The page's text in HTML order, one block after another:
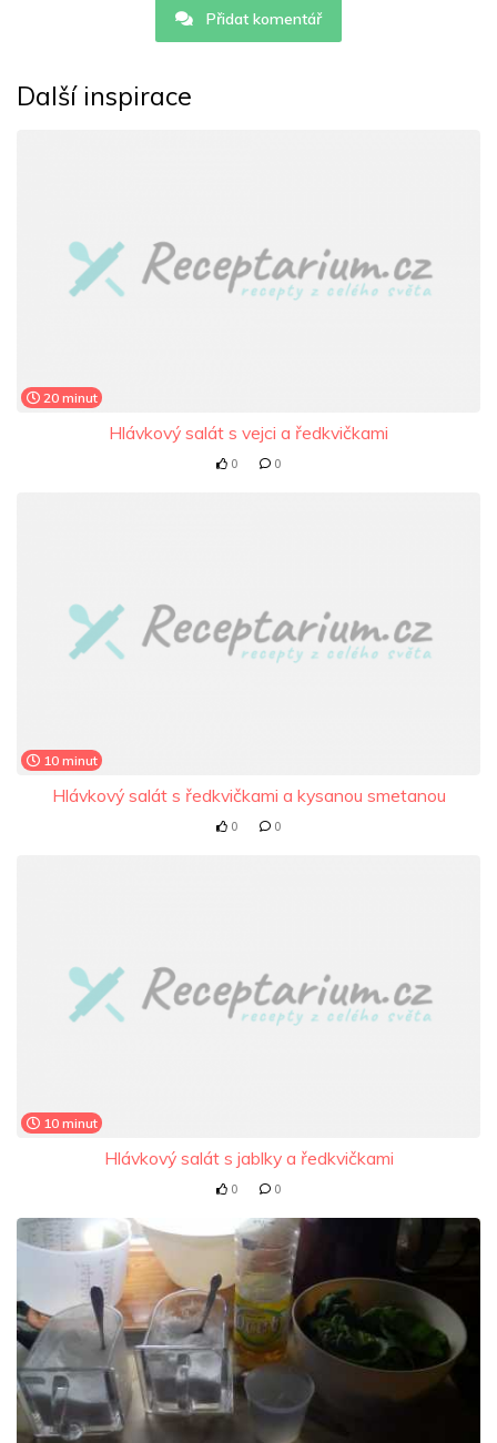
Přidat komentář
Další inspirace
20 minut
Hlávkový salát s vejci a ředkvičkami
0 0
10 minut
Hlávkový salát s ředkvičkami a kysanou smetanou
0 0
10 minut
Hlávkový salát s jablky a ředkvičkami
0 0